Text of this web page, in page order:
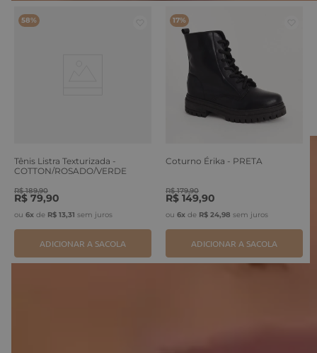
58%
Tênis Listra Texturizada -
COTTON/ROSADO/VERDE
R$ 189,90
R$ 79,90
ou 6x de R$ 13,31 sem juros
ADICIONAR A SACOLA
17%
Coturno Érika - PRETA
R$ 179,90
R$ 149,90
ou 6x de R$ 24,98 sem juros
ADICIONAR A SACOLA